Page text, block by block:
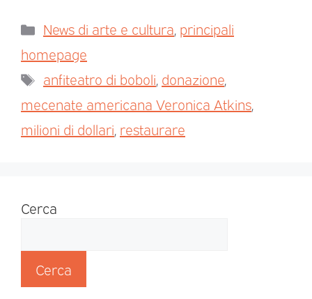
News di arte e cultura principali
homepage
anfiteatro di boboli donazione
mecenate americana Veronica Atkins
milioni di dollari restaurare
Cerca
Cerca